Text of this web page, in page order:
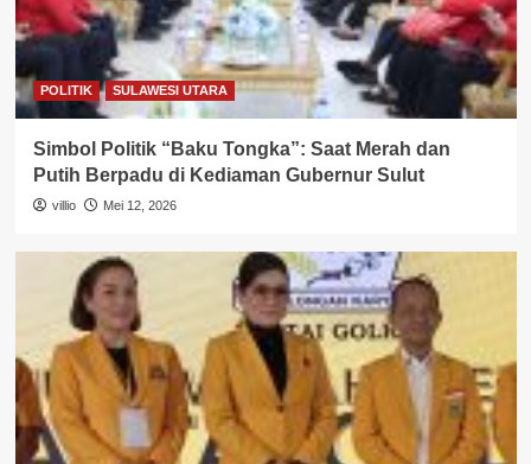
POLITIK SULAWESI UTARA
Simbol Politik “Baku Tongka”: Saat Merah dan
Putih Berpadu di Kediaman Gubernur Sulut
villio Mei 12, 2026